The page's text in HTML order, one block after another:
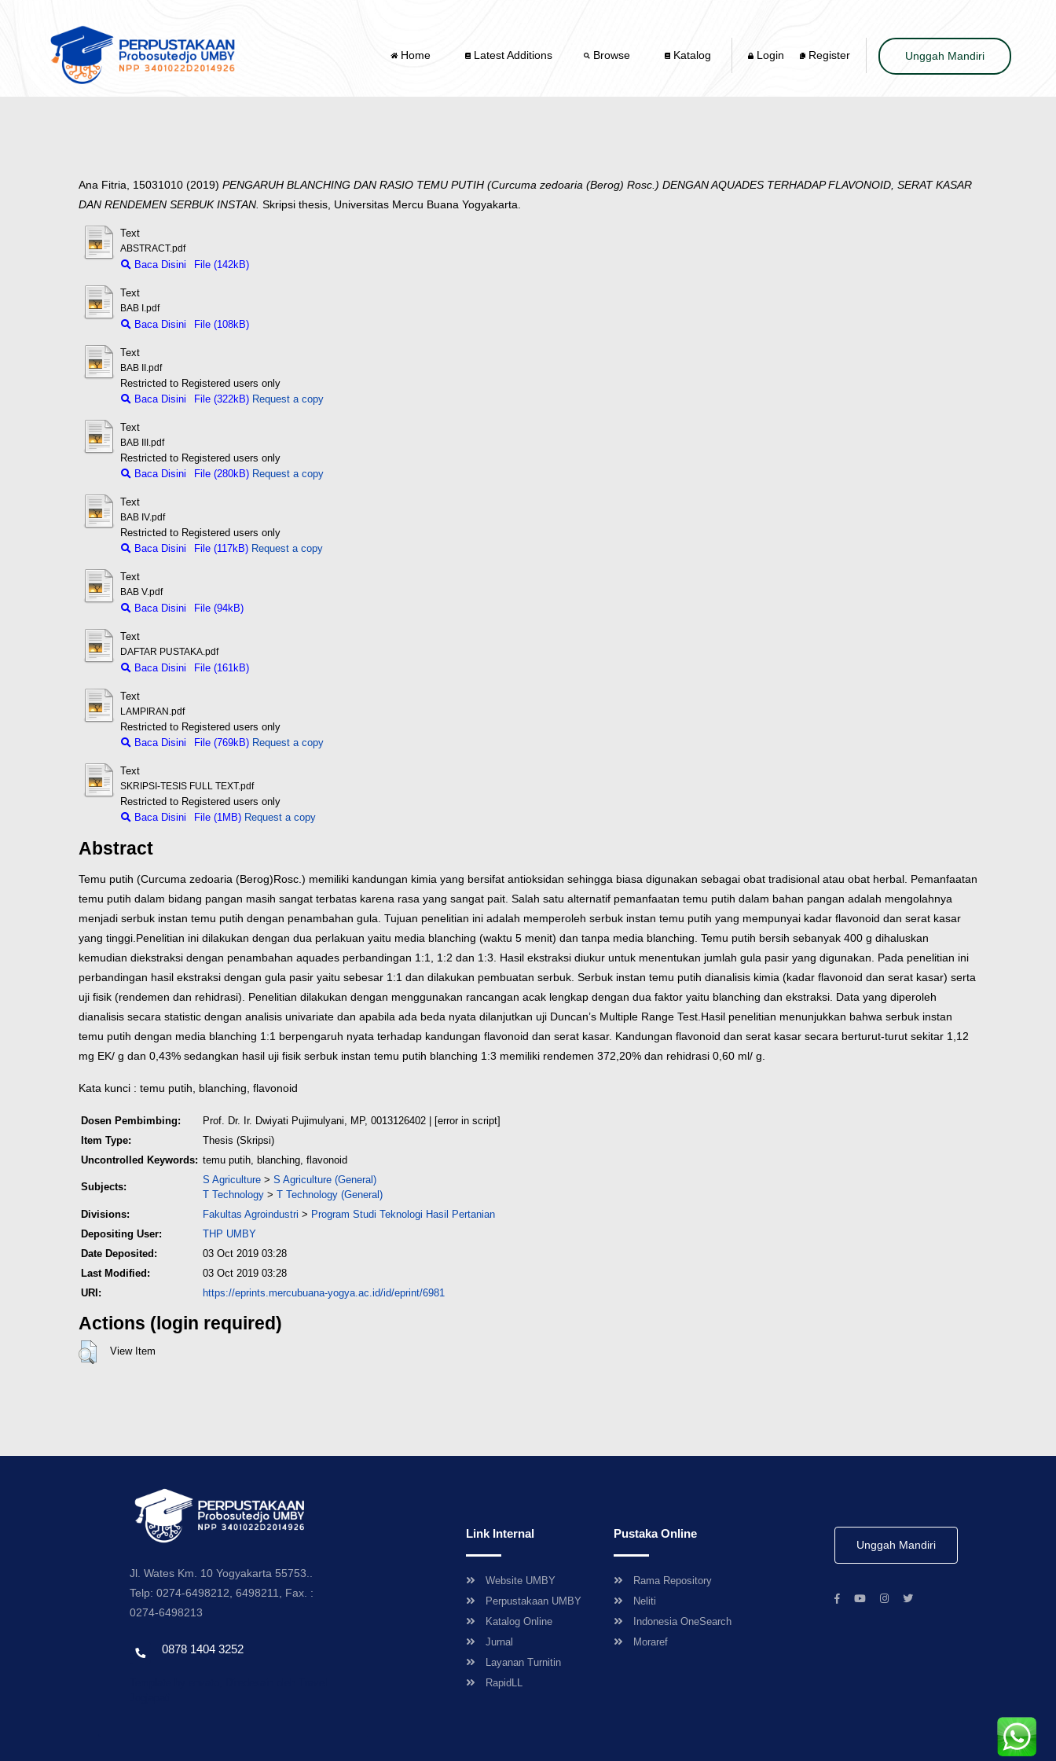
Home Latest Additions Browse Katalog Login Register Unggah Mandiri
Ana Fitria, 15031010 (2019) PENGARUH BLANCHING DAN RASIO TEMU PUTIH (Curcuma zedoaria (Berog) Rosc.) DENGAN AQUADES TERHADAP FLAVONOID, SERAT KASAR
DAN RENDEMEN SERBUK INSTAN. Skripsi thesis, Universitas Mercu Buana Yogyakarta.
Text
ABSTRACT.pdf
Baca Disini File (142kB)
Text
BAB I.pdf
Baca Disini File (108kB)
Text
BAB II.pdf
Restricted to Registered users only
Baca Disini
File (322kB) Request a copy
Text
BAB III.pdf
Restricted to Registered users only
Baca Disini
File (280kB) Request a copy
Text
BAB IV.pdf
Restricted to Registered users only
Baca Disini
File (117kB) Request a copy
Text
BAB V.pdf
Baca Disini File (94kB)
Text
DAFTAR PUSTAKA.pdf
Baca Disini File (161kB)
Text
LAMPIRAN.pdf
Restricted to Registered users only
Baca Disini
File (769kB) Request a copy
Text
SKRIPSI-TESIS FULL TEXT.pdf
Restricted to Registered users only
Baca Disini
File (1MB) Request a copy
Abstract
Temu putih (Curcuma zedoaria (Berog)Rosc.) memiliki kandungan kimia yang bersifat antioksidan sehingga biasa digunakan sebagai obat tradisional atau obat herbal. Pemanfaatan
temu putih dalam bidang pangan masih sangat terbatas karena rasa yang sangat pait. Salah satu alternatif pemanfaatan temu putih dalam bahan pangan adalah mengolahnya
menjadi serbuk instan temu putih dengan penambahan gula. Tujuan penelitian ini adalah memperoleh serbuk instan temu putih yang mempunyai kadar flavonoid dan serat kasar
yang tinggi. Penelitian ini dilakukan dengan dua perlakuan yaitu media blanching (waktu 5 menit) dan tanpa media blanching. Temu putih bersih sebanyak 400 g dihaluskan
kemudian diekstraksi dengan penambahan aquades perbandingan 1:1, 1:2 dan 1:3. Hasil ekstraksi diukur untuk menentukan jumlah gula pasir yang digunakan. Pada penelitian ini
perbandingan hasil ekstraksi dengan gula pasir yaitu sebesar 1:1 dan dilakukan pembuatan serbuk. Serbuk instan temu putih dianalisis kimia (kadar flavonoid dan serat kasar) serta
uji fisik (rendemen dan rehidrasi). Penelitian dilakukan dengan menggunakan rancangan acak lengkap dengan dua faktor yaitu blanching dan ekstraksi. Data yang diperoleh
dianalisis secara statistic dengan analisis univariate dan apabila ada beda nyata dilanjutkan uji Duncan’s Multiple Range Test. Hasil penelitian menunjukkan bahwa serbuk instan
temu putih dengan media blanching 1:1 berpengaruh nyata terhadap kandungan flavonoid dan serat kasar. Kandungan flavonoid dan serat kasar secara berturut-turut sekitar 1,12
mg EK/ g dan 0,43% sedangkan hasil uji fisik serbuk instan temu putih blanching 1:3 memiliki rendemen 372,20% dan rehidrasi 0,60 ml/ g.
Kata kunci : temu putih, blanching, flavonoid
Dosen Pembimbing: Prof. Dr. Ir. Dwiyati Pujimulyani, MP, 0013126402 | [error in script]
Item Type:
Thesis (Skripsi)
Uncontrolled Keywords: temu putih, blanching, flavonoid
Subjects:
S Agriculture > S Agriculture (General)
T Technology > T Technology (General)
Divisions:
Fakultas Agroindustri > Program Studi Teknologi Hasil Pertanian
Depositing User:
THP UMBY
Date Deposited:
03 Oct 2019 03:28
Last Modified:
03 Oct 2019 03:28
URI:
https://eprints.mercubuana-yogya.ac.id/id/eprint/6981
Actions (login required)
View Item
Jl. Wates Km. 10 Yogyakarta 55753..
Telp: 0274-6498212, 6498211, Fax. :
0274-6498213
0878 1404 3252
Link Internal
Website UMBY
Perpustakaan UMBY
Katalog Online
Jurnal
Layanan Turnitin
RapidLL
Pustaka Online
Rama Repository
Neliti
Indonesia OneSearch
Moraref
Unggah Mandiri